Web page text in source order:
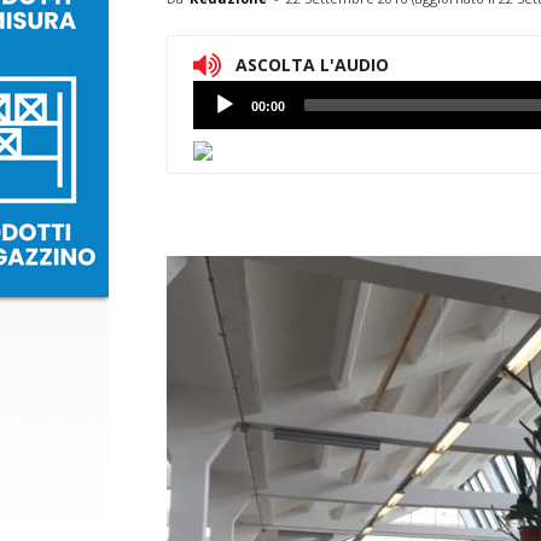
ASCOLTA L'AUDIO
Lettore
Audio
00:00